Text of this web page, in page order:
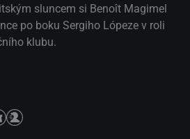
sluncem si Benoît Magimel
po boku Sergiho Lópeze v roli
klubu.